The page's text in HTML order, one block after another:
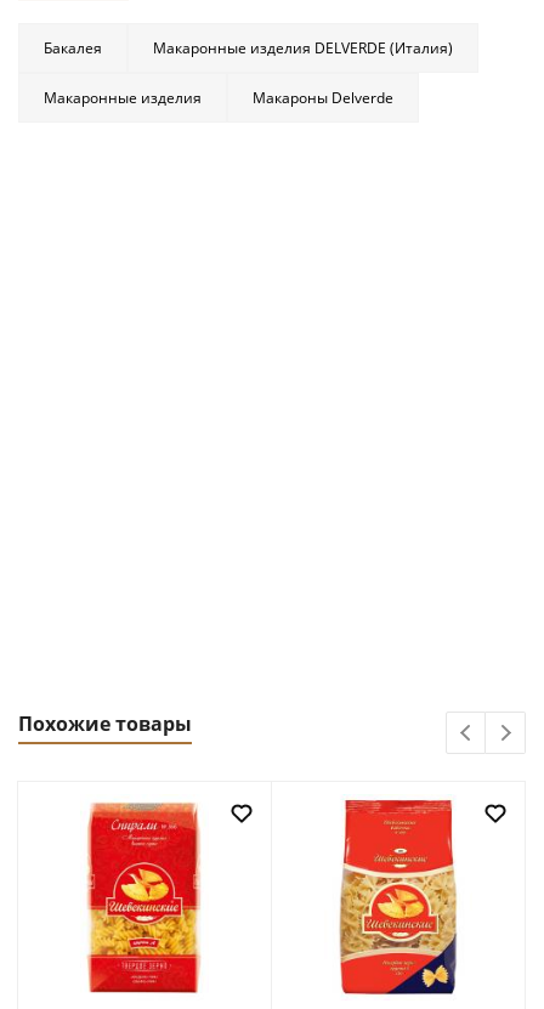
Бакалея Макаронные изделия DELVERDE (Италия)
Макаронные изделия Макароны Delverde
Похожие товары